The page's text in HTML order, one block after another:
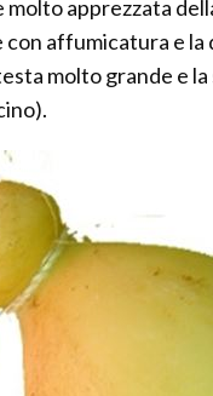
molto apprezzata
con affumicatura e
molto grande e